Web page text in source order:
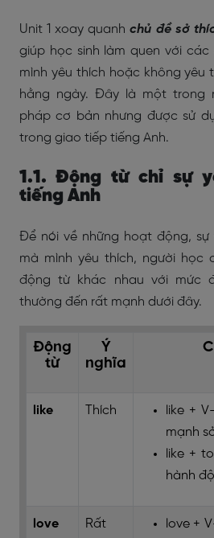
Unit 1 xoay quanhchủ đề sở
giúp học sinh làm quen với
mình yêu thích hoặc không yêu
hằng ngày. Đây là một trong
pháp cơ bản nhưng được sử
trong giao tiếp tiếng Anh.
1.1. Động từ chỉ sự
tiếng Anh
Để nói về những hoạt động,
mà mình yêu thích, người học
động từ khác nhau với mức
thường đến rất mạnh dưới đây.
Động
từ
Ý
nghĩa
like Thích
like +
mạnh
like +
hành
love
Rất
love +